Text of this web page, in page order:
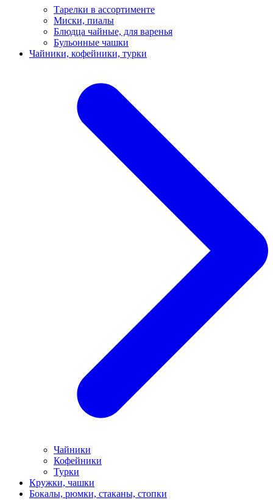
Тарелки в ассортименте
Миски, пиалы
Блюдца чайные, для варенья
Бульонные чашки
Чайники, кофейники, турки
Чайники
Кофейники
Турки
Кружки, чашки
Бокалы, рюмки, стаканы, стопки